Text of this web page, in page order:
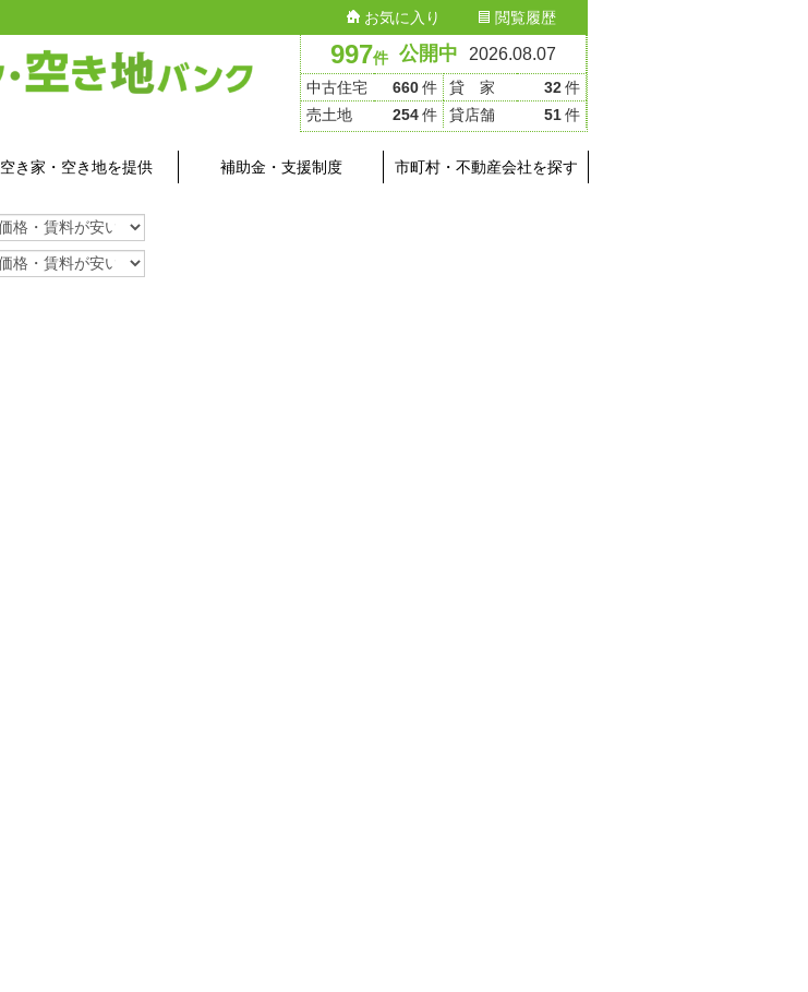
997件 公開中 2026.08.07
中古住宅 660件 貸 家 32件
売土地
254件 貸店舗 51件
お気に入り 閲覧履歴
空き家・空き地を提供 補助金・支援制度 市町村・不動産会社を探す